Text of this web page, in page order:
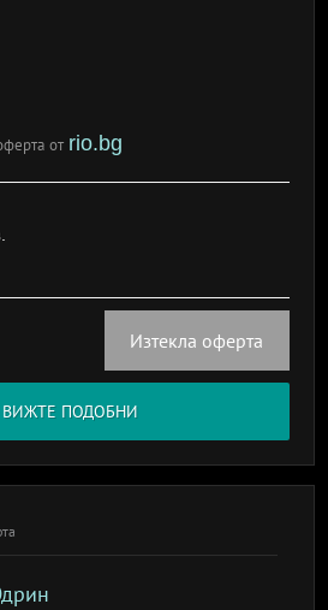
от rio.bg
Изтекла оферта
ВИЖТЕ ПОДОБНИ